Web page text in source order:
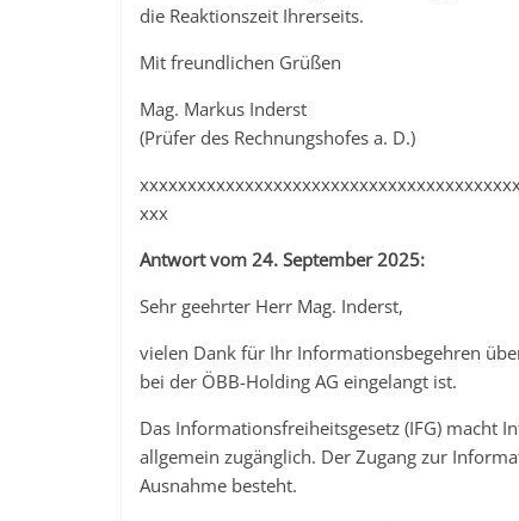
die Reaktionszeit Ihrerseits.
Mit freundlichen Grüßen
Mag. Markus Inderst
(Prüfer des Rechnungshofes a. D.)
xxx
Antwort vom 24. September 2025:
Sehr geehrter Herr Mag. Inderst,
vielen Dank für Ihr Informationsbegehren
bei der ÖBB-Holding AG eingelangt ist.
Das Informationsfreiheitsgesetz (IFG) macht
allgemein zugänglich. Der Zugang zur
Ausnahme besteht.